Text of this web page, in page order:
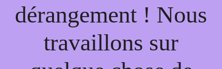
dérangement ! Nous
travaillons sur